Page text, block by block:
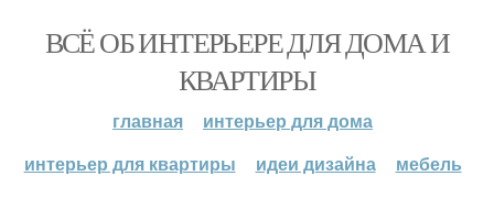
ВСЁ ОБ ИНТЕРЬЕРЕ ДЛЯ ДОМА И
КВАРТИРЫ
главная
интерьер для дома
интерьер для квартиры
идеи дизайна мебель